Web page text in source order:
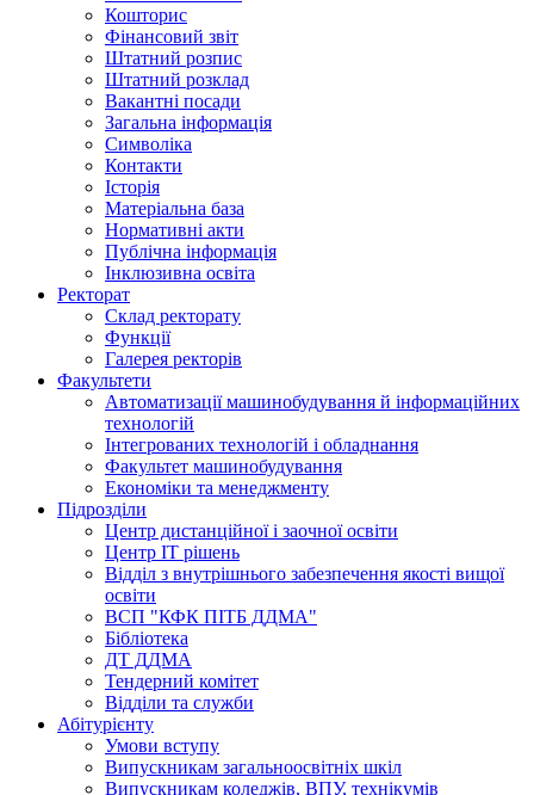
Кошторис
Фінансовий звіт
Штатний розпис
Штатний розклад
Вакантні посади
Загальна інформація
Символіка
Контакти
Історія
Матеріальна база
Нормативні акти
Публічна інформація
Інклюзивна освіта
Ректорат
Склад ректорату
Функції
Галерея ректорів
Факультети
Автоматизації машинобудування й інформаційних
технологій
Інтегрованих технологій і обладнання
Факультет машинобудування
Економіки та менеджменту
Підрозділи
Центр дистанційної і заочної освіти
Центр ІТ рішень
Відділ з внутрішнього забезпечення якості вищої
освіти
ВСП "КФК ПІТБ ДДМА"
Бібліотека
ДТ ДДМА
Тендерний комітет
Відділи та служби
Абітурієнту
Умови вступу
Випускникам загальноосвітніх шкіл
Випускникам коледжів, ВПУ, технікумів